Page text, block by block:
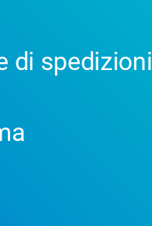
di spedizioni